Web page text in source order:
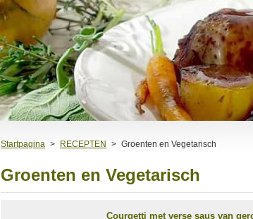
Startpagina > RECEPTEN > Groenten en Vegetarisch
Groenten en Vegetarisch
Courgetti met verse saus van